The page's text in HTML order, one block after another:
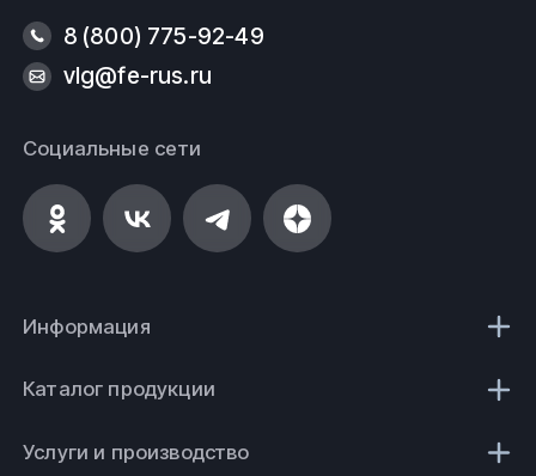
8 (800) 775-92-49
vlg@fe-rus.ru
Социальные сети
Информация
Каталог продукции
Услуги и производство